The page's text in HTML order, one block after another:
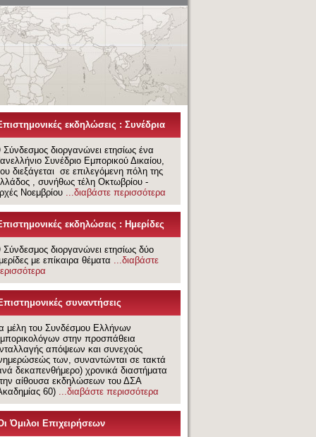
ΤΟΥ ΣΥΝΔΕΣΜΟΥ ΕΛΛΗΝΩΝ ΕΜΠΟΡΙΚΟΛΟΓΩΝ
εκδηλώσεις : Συνέδρια
διοργανώνει ετησίως ένα
Συνέδριο Εμπορικού Δικαίου,
διεξάγεται σε επιλεγόμενη πόλη της
, συνήθως τέλη Οκτωβρίου -
Νοεμβρίου ...διαβάστε περισσότερα
εκδηλώσεις : Ημερίδες
διοργανώνει ετησίως δύο
με επίκαιρα θέματα ...διαβάστε
συναντήσεις
μέλη του Συνδέσμου Ελλήνων
στην προσπάθεια
απόψεων και συνεχούς
των, συναντώνται σε τακτά
δεκαπενθήμερο) χρονικά διαστήματα
αίθουσα εκδηλώσεων του ΔΣΑ
60) ...διαβάστε περισσότερα
Όμιλοι Επιχειρήσεων